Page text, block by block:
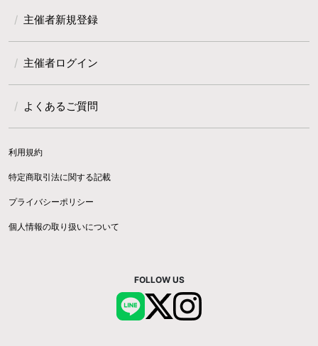
主催者新規登録
主催者ログイン
よくあるご質問
利用規約
特定商取引法に関する記載
プライバシーポリシー
個人情報の取り扱いについて
FOLLOW US